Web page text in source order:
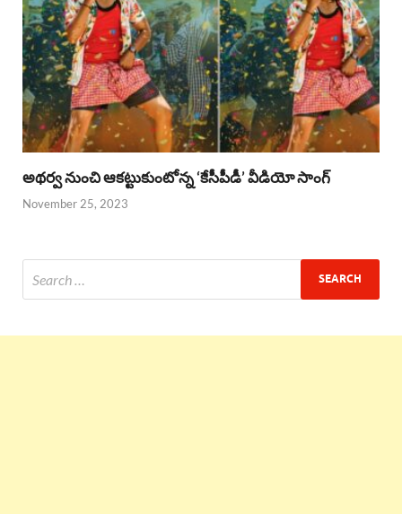
అథర్వ నుంచి ఆకట్టుకుంటోన్న ‘కేసీపీడీ’ వీడియో సాంగ్
November 25, 2023